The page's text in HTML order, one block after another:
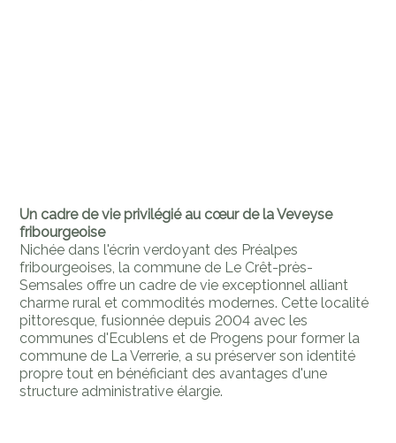
Un cadre de vie privilégié au cœur de la Veveyse
fribourgeoise
Nichée dans l'écrin verdoyant des Préalpes
fribourgeoises, la commune de Le Crêt-près-
Semsales offre un cadre de vie exceptionnel alliant
charme rural et commodités modernes. Cette localité
pittoresque, fusionnée depuis 2004 avec les
communes d'Ecublens et de Progens pour former la
commune de La Verrerie, a su préserver son identité
propre tout en bénéficiant des avantages d'une
structure administrative élargie.